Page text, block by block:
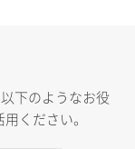
下のようなお役
ください。